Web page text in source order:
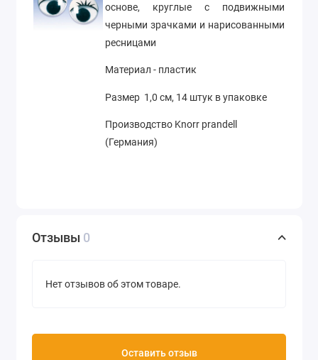
основе, круглые с подвижными
черными зрачками и нарисованными
ресницами
Материал - пластик
Размер 1,0 см, 14 штук в упаковке
Производство Knorr prandell
(Германия)
Отзывы 0
Нет отзывов об этом товаре.
Оставить отзыв